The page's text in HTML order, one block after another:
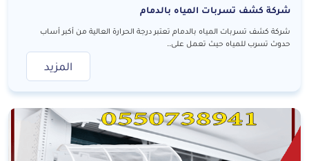
شركة كشف تسربات المياه بالدمام
شركة كشف تسربات المياه بالدمام تعتبر درجة الحرارة العالية من أكبر أساب
حدوث تسرب للمياه حيث تعمل على..
المزيد